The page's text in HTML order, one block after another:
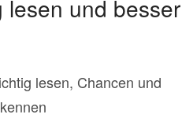
lesen und besser
lesen, Chancen und